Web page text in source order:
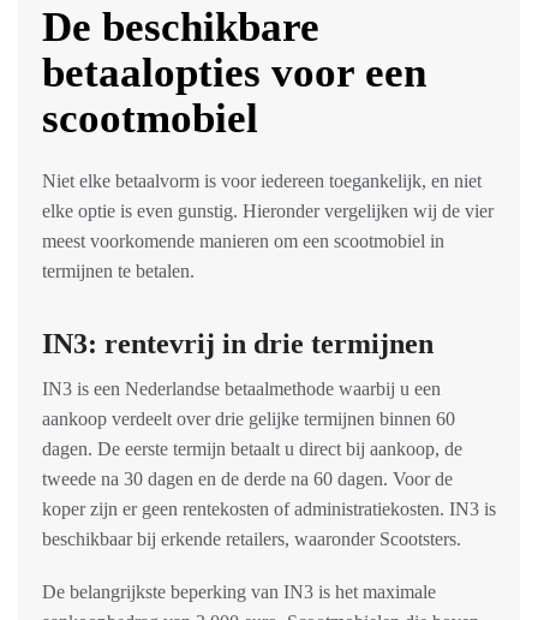
De beschikbare
betaalopties voor een
scootmobiel
Niet elke betaalvorm is voor iedereen toegankelijk, en niet
elke optie is even gunstig. Hieronder vergelijken wij de vier
meest voorkomende manieren om een scootmobiel in
termijnen te betalen.
IN3: rentevrij in drie termijnen
IN3 is een Nederlandse betaalmethode waarbij u een
aankoop verdeelt over drie gelijke termijnen binnen 60
dagen. De eerste termijn betaalt u direct bij aankoop, de
tweede na 30 dagen en de derde na 60 dagen. Voor de
koper zijn er geen rentekosten of administratiekosten. IN3 is
beschikbaar bij erkende retailers, waaronder Scootsters.
De belangrijkste beperking van IN3 is het maximale